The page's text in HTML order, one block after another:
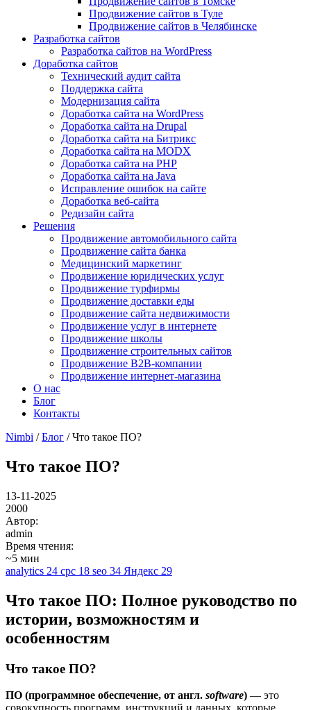
Продвижение сайтов в Туле
Продвижение сайтов в Челябинске
Разработка сайтов
Разработка сайтов на WordPress
Доработка сайтов
Технический аудит сайта
Поддержка сайта
Модернизация сайта
Доработка сайта на WordPress
Доработка сайта на Drupal
Доработка сайта на Битрикс
Доработка сайта на MODX
Доработка сайта на PHP
Доработка сайта на Java
Исправление ошибок на сайте
Доработка веб-сайта
Редизайн сайта
Решения
Продвижение автомобильного сайта
Продвижение сайта банка
Медицинский маркетинг
Продвижение юридических услуг
Продвижение турфирмы
Продвижение доставки еды
Продвижение сайта недвижимости
Продвижение услуг в интернете
Продвижение школы
Продвижение строительных сайтов
Продвижение B2B-компании
Продвижение интернет-магазина
О нас
Блог
Контакты
Nimbi /Блог / Что такое ПО?
Что такое ПО?
13-11-2025
2000
Автор:
admin
Время чтения:
~5 мин
analytics 24 cpc 18 seo 34 Яндекс 29
Что такое ПО: Полное руководство по
истории, возможностям и
особенностям
Что такое ПО?
ПО (программное обеспечение, от англ. software) — это